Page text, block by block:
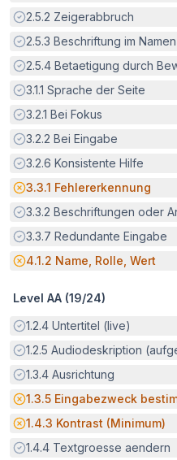
Erfüllt:
2.5.2 Zeigerabbruch
Erfüllt:
2.5.3 Beschriftung im Namen
Erfüllt:
2.5.4 Betaetigung durch
Erfüllt:
3.1.1 Sprache der Seite
Erfüllt:
3.2.1 Bei Fokus
Erfüllt:
3.2.2 Bei Eingabe
Erfüllt:
3.2.6 Konsistente Hilfe
Potenzielle Barriere:
3.3.1 Fehlererkennung
Erfüllt:
3.3.2 Beschriftungen oder
Erfüllt:
3.3.7 Redundante Eingabe
Potenzielle Barriere:
4.1.2 Name, Rolle, Wert
Level AA (19/24)
Erfüllt:
1.2.4 Untertitel (live)
Erfüllt:
1.2.5 Audiodeskription
Erfüllt:
1.3.4 Ausrichtung
Potenzielle Barriere:
1.3.5 Eingabezweck
Potenzielle Barriere:
1.4.3 Kontrast (Minimum)
Erfüllt:
1.4.4 Textgroesse aendern